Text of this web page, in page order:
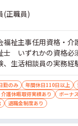
(正職員)
祉主事任用資格・介
士 いずれかの資格必
、生活相談員の実務
勤のみ 年間休日110日以上
護休暇取得実績あり
ボーナ
退職金制度あり